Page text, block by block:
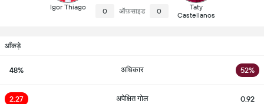
Igor Thiago 0 ऑफ़साइड 0
Taty
Castellanos
आँकड़े
48% अधिकार 52%
2.27 अपेक्षित गोल 0.92